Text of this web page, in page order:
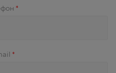
*
*